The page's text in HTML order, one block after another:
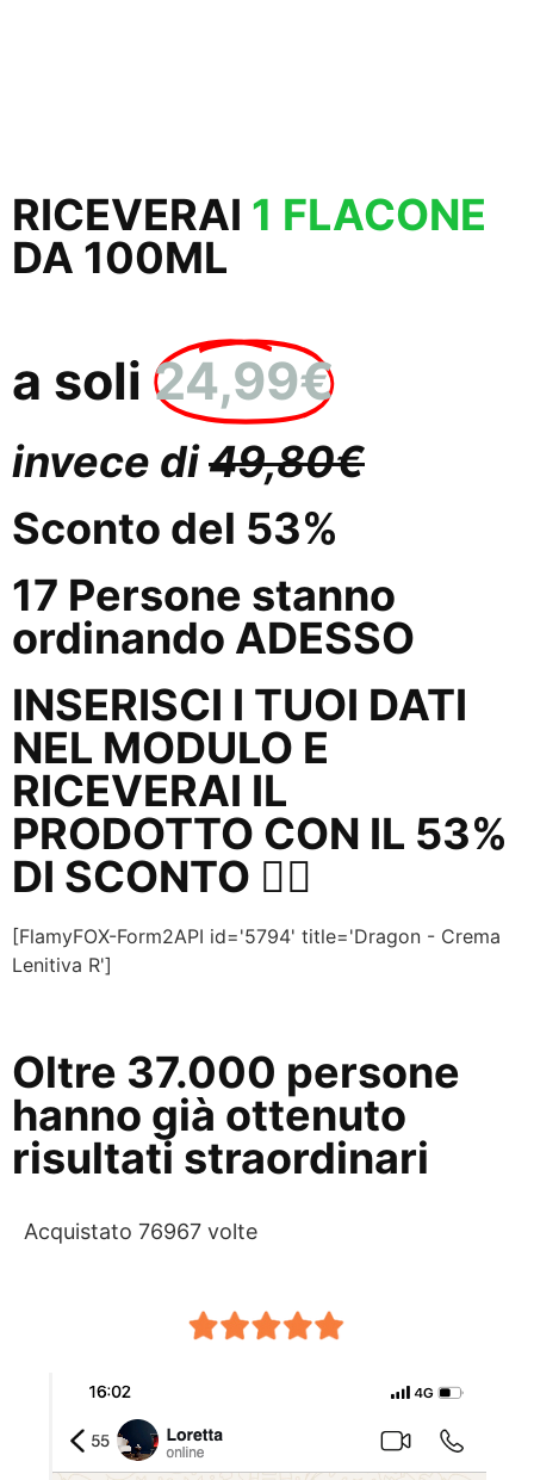
RICEVERAI 1 FLACONE
DA 100ML
a soli 24,99€
invece di49,80€
Sconto del 53%
17 Persone stanno
ordinando ADESSO
INSERISCI I TUOI DATI
NEL MODULO E
RICEVERAI IL
PRODOTTO CON IL 53%
DI SCONTO 👇🏼
[FlamyFOX-Form2API id='5794' title='Dragon - Crema
Lenitiva R']
Oltre 37.000 persone
hanno già ottenuto
risultati straordinari
Acquistato 76967 volte